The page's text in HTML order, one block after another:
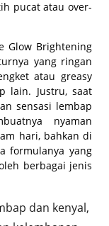
pucat atau over-
Glow Brightening
yang ringan
atau greasy
lain. Justru, saat
sensasi lembap
nyaman
hari, bahkan di
formulanya yang
berbagai jenis
dan kenyal,